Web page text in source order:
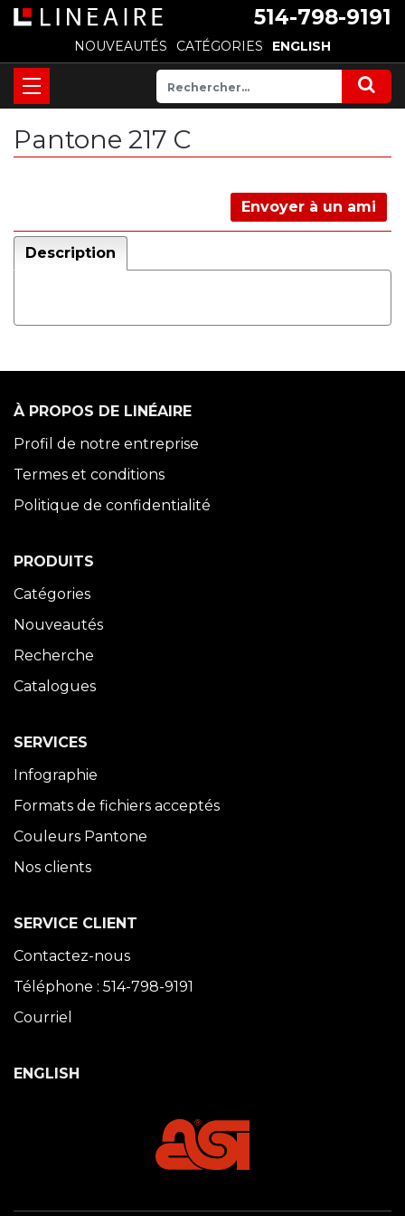
514-798-9191
NOUVEAUTÉS CATÉGORIES ENGLISH
Pantone 217 C
Envoyer à un ami
Description
À PROPOS DE LINÉAIRE
Profil de notre entreprise
Termes et conditions
Politique de confidentialité
PRODUITS
Catégories
Nouveautés
Recherche
Catalogues
SERVICES
Infographie
Formats de fichiers acceptés
Couleurs Pantone
Nos clients
SERVICE CLIENT
Contactez-nous
Téléphone : 514-798-9191
Courriel
ENGLISH